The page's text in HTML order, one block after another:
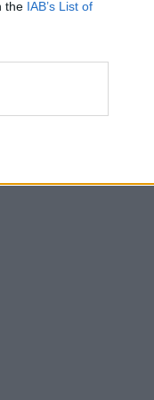
the IAB’s List of